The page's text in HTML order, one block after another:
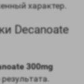
характер.
Decanoate
300mg